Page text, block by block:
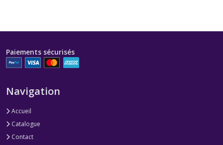
Paiements sécurisés
Navigation
Accueil
Catalogue
Contact